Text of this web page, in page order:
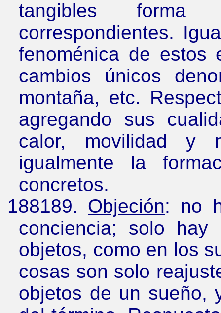
tangibles forma
correspondientes.
fenoménica de estos
cambios únicos
montaña, etc.
agregando sus
calor, movilidad y
igualmente la
concretos.
188189. Objeción: no
conciencia; solo hay
objetos, como en los
cosas son solo
objetos de un sueño,